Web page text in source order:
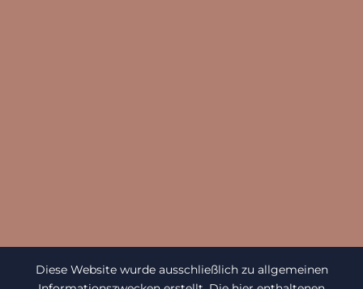
Diese Website wurde ausschließlich zu allgemeinen